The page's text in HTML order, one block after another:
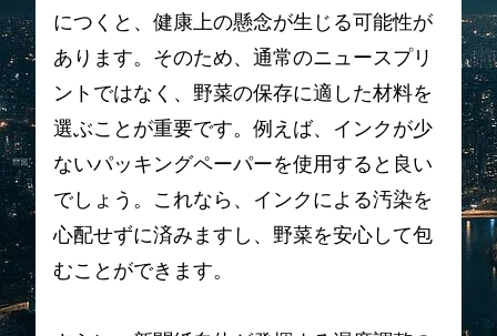
につくと、健康上の懸念が生じる可能性が
あります。そのため、通常のニュースプリ
ントではなく、野菜の保存に適した材料を
選ぶことが重要です。例えば、インクが少
ないパッキングペーパーを使用すると良い
でしょう。これなら、インクによる汚染を
心配せずに済みますし、野菜を安心して包
むことができます。